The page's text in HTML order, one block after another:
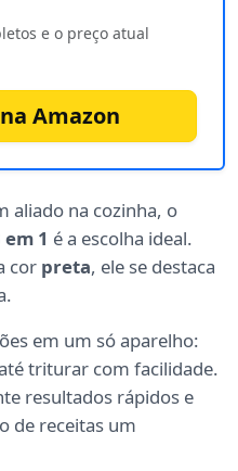
e o preço atual
Amazon
aliado na cozinha, o
1 é a escolha ideal.
cor preta, ele se destaca
em um só aparelho:
triturar com facilidade.
resultados rápidos e
de receitas um